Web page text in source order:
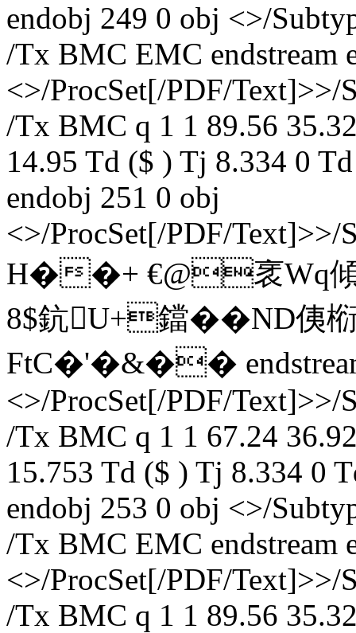
endobj 249 0 obj <>/
/Tx BMC EMC endstream
<>/ProcSet[/PDF/Text]>>/
/Tx BMC q 1 1 89.56
14.95 Td ($ ) Tj 8.334 0
endobj 251 0 obj
<>/ProcSet[/PDF/Text]>>/
H��+ €@衺Wq
8$鈧U+鐺��ND侇
FtC�'�&�� endstream
<>/ProcSet[/PDF/Text]>>/
/Tx BMC q 1 1 67.24
15.753 Td ($ ) Tj 8.334 0
endobj 253 0 obj <>/
/Tx BMC EMC endstream
<>/ProcSet[/PDF/Text]>>/
/Tx BMC q 1 1 89.56